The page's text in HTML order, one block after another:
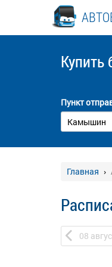
Купить
Пункт
Главная
08